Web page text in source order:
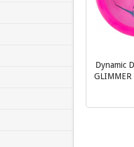
Dynamic
GLIMMER